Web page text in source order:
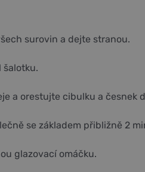
surovin a dejte stranou.
šalotku.
a orestujte cibulku a česnek
se základem přibližně 2
glazovací omáčku.